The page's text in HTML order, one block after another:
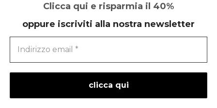
Clicca qui e risparmia il 40%
oppure iscriviti alla nostra newsletter